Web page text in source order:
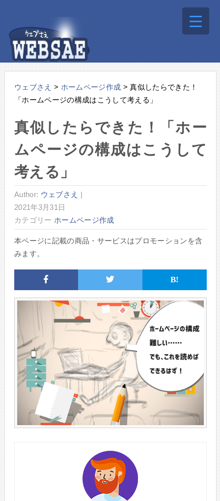
ウェブさえ > ホームページ作成 >真似したらできた！
「ホームページの構成はこうして考える」
真似したらできた！「ホー
ムページの構成はこうして
考える」
Author: ウェブさえ
|
2021年3月31日
カテゴリー ホームページ作成
本ページに記載の商品・サービスはプロモーションを含
みます。
B!